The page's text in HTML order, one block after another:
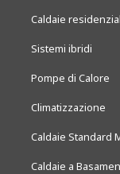
Caldaie
Sistemi ibridi
Pompe di Calore
Climatizzazione
Caldaie Standard
Caldaie a